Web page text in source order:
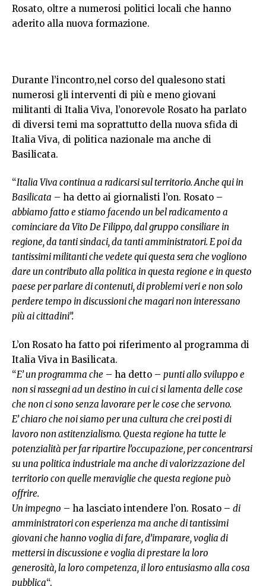
Rosato, oltre a numerosi politici locali che hanno
aderito alla nuova formazione.
Durante l’incontro,nel corso del qualesono stati
numerosi gli interventi di più e meno giovani
militanti di Italia Viva, l’onorevole Rosato ha parlato
di diversi temi ma soprattutto della nuova sfida di
Italia Viva, di politica nazionale ma anche di
Basilicata.
“Italia Viva continua a radicarsi sul territorio. Anche qui in
Basilicata – ha detto ai giornalisti l’on. Rosato –
abbiamo fatto e stiamo facendo un bel radicamento a
cominciare da Vito De Filippo, dal gruppo consiliare in
regione, da tanti sindaci, da tanti amministratori. E poi da
tantissimi militanti che vedete qui questa sera che vogliono
dare un contributo alla politica in questa regione e in questo
paese per parlare di contenuti, di problemi veri e non solo
perdere tempo in discussioni che magari non interessano
più ai cittadini”.
L’on Rosato ha fatto poi riferimento al programma di
Italia Viva in Basilicata.
“E’ un programma che – ha detto – punti allo sviluppo e
non si rassegni ad un destino in cui ci si lamenta delle cose
che non ci sono senza lavorare per le cose che servono.
E’ chiaro che noi siamo per una cultura che crei posti di
lavoro non astitenzialismo. Questa regione ha tutte le
potenzialità per far ripartire l’occupazione, per concentrarsi
su una politica industriale ma anche di valorizzazione del
territorio con quelle meraviglie che questa regione può
offrire.
Un impegno – ha lasciato intendere l’on. Rosato – di
amministratori con esperienza ma anche di tantissimi
giovani che hanno voglia di fare, d’imparare, voglia di
mettersi in discussione e voglia di prestare la loro
generosità, la loro competenza, il loro entusiasmo alla cosa
pubblica“.